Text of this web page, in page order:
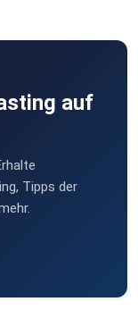
auf
Tipps der